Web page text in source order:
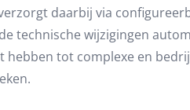
daarbij via
technische wijzigingen
tot complexe en